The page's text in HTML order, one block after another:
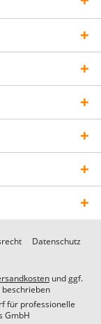
Datenschutz
und ggf.
für professionelle
GmbH